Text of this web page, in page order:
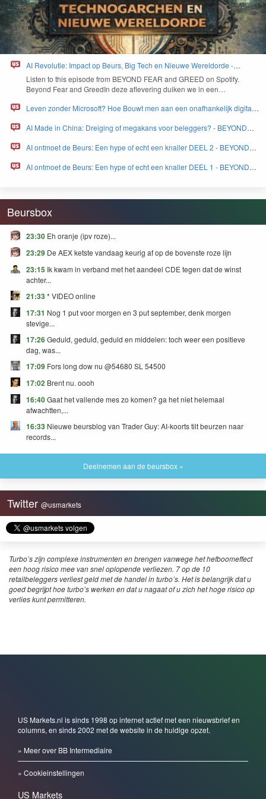
AI Revolutie: Impact op Beurs, Big Tech en Nieuwe Wereldorde -
BEYOND FEAR and GREED
Lis­ten to this episode from BEYOND FEAR and GREED on Spo­ti­fy.
Beyond Fear and Greed­In deze aflev­er­ing duiken we in een…
Leven zonder Microsoft? Hoe Bouwt men aan een onafhankelijk digitaal
AI Made in China: Dreiging of megakans voor beleggers? - BEYOND
AI ontmoet de Beurs: Een hype of echt een knaller DEEL 2 - BEYOND
AI ontmoet de Beurs: Een hype of echt een knaller DEEL 1 - BEYOND
Beursbox
23:30 Eh oranje (ipv roze)...
23:29 De AEX ketste vandaag keurig af op de bovenste roze lijn
23:15 Ik kwam in verband met het aandeel CDE tegen dat de winst
achter...
21:33* VIDEO online
17:31 Nog 1 put voor morgen en 3 put september, denk morgen
stevige...
17:26Geduld, geduld, geduld en middelen: toch weer een positieve
dag, was...
17:09 Fors long dow nu @54680 SL 54500
17:02 Brent nu. oooh
16:40Gaat het vallende mes zo komen? ga het niet helemaal
afwachtten,...
16:33 Nieuwe beursblog van Trader Guy: AI-koorts tilt beurzen naar
records...
Deelnemen aan de beursbox »
Twitter @usmarkets
Turbo’s zijn complexe instrumenten en brengen vanwege het hefboomeffect
een hoog risico mee van snel oplopende verliezen. 7 op de 10
retailbeleggers verliest geld met de handel in turbo’s. Het is belangrijk dat u
goed begrijpt hoe turbo’s werken en dat u nagaat of u zich het hoge risico op
verlies kunt permitteren.
US Markets.nl is sinds 1998 op internet actief met een nieuwsbrief en
columns, en sinds 2002 met de website in de huidige opzet.
» Meer over BB Intermediaire
» Cookieinstellingen
US Markets